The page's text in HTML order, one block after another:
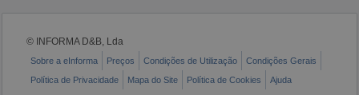
© INFORMA D&B, Lda
Sobre a eInforma Preços Condições de Utilização
Condições Gerais
Política de Privacidade
Mapa do Site Política de Cookies Ajuda